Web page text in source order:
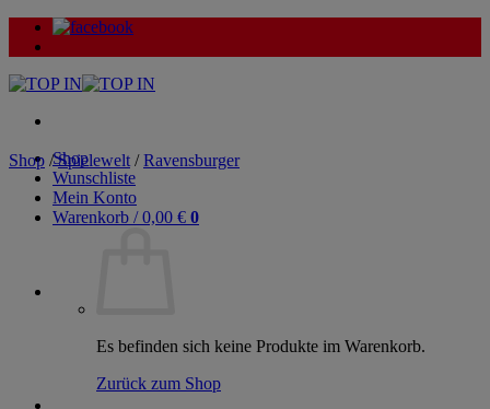
Zum
Inhalt
Shop
Wunschliste
Mein Konto
Warenkorb /0,00 € 0
Es befinden sich keine Produkte im Warenkorb.
Zurück zum Shop
Shop / Spielewelt / Ravensburger